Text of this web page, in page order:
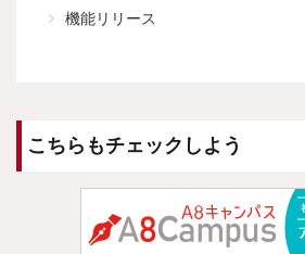
機能リリース
こちらもチェックしよう